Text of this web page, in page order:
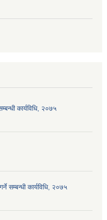
कार्यविधि, २०७५
सम्बन्धी कार्यविधि, २०७५